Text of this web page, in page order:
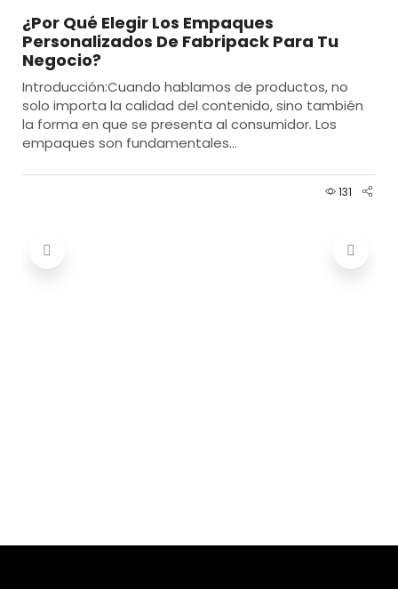
¿Por Qué Elegir Los Empaques
Personalizados De Fabripack Para Tu
Negocio?
Introducción:Cuando hablamos de productos, no
solo importa la calidad del contenido, sino también
la forma en que se presenta al consumidor. Los
empaques son fundamentales...
131